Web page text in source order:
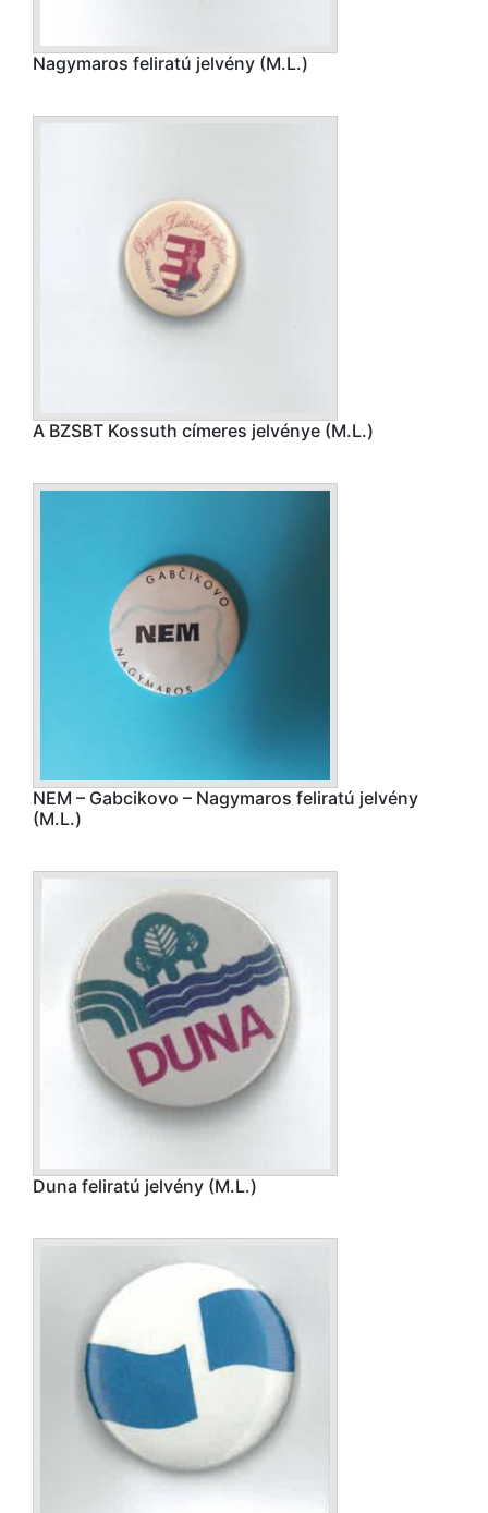
Nagymaros feliratú jelvény (M.L.)
A BZSBT Kossuth címeres jelvénye (M.L.)
NEM – Gabcikovo – Nagymaros feliratú jelvény
(M.L.)
Duna feliratú jelvény (M.L.)